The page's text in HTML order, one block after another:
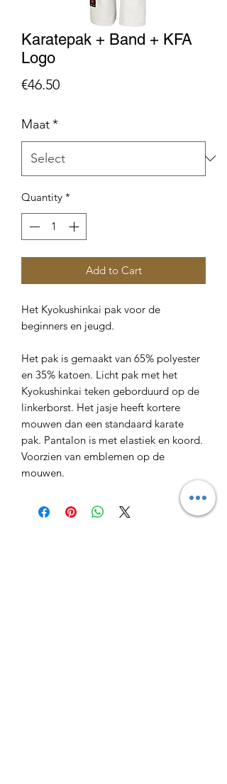
Karatepak + Band + KFA
Logo
€46.50Price
Maat*
Quantity *
Add to Cart
Het Kyokushinkai pak voor de
beginners en jeugd.
Het pak is gemaakt van 65% polyester
en 35% katoen. Licht pak met het
Kyokushinkai teken geborduurd op de
linkerborst. Het jasje heeft kortere
mouwen dan een standaard karate
pak. Pantalon is met elastiek en koord.
Voorzien van emblemen op de
mouwen.